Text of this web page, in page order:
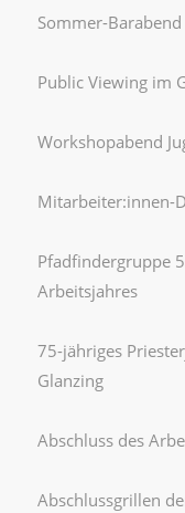
Sommer-
Public Viewing im
Workshopabend
Mitarbeiter:innen-
Pfadfindergruppe
Arbeitsjahres
75-jähriges
Glanzing
Abschluss des
Abschlussgrillen